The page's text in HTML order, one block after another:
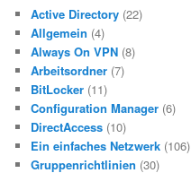
Active Directory (22)
Allgemein (4)
Always On VPN (8)
Arbeitsordner (7)
BitLocker (11)
Configuration Manager (6)
DirectAccess (10)
Ein einfaches Netzwerk (106)
Gruppenrichtlinien (30)